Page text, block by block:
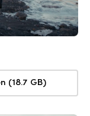
(18.7 GB)